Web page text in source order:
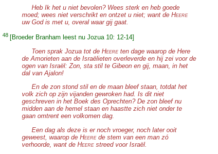
Heb Ik het u niet bevolen? Wees sterk en heb goede
moed; wees niet verschrikt en ontzet u niet; want de HEERE
uw God is met u, overal waar gij gaat.
48 [Broeder Branham leest nu Jozua 10: 12-14]
Toen sprak Jozua tot de HEERE ten dage waarop de Here
de Amorieten aan de Israëlieten overleverde en hij zei voor de
ogen van Israël: Zon, sta stil te Gibeon en gij, maan, in het
dal van Ajalon!
En de zon stond stil en de maan bleef staan, totdat het
volk zich op zijn vijanden gewroken had. Is dit niet
geschreven in het Boek des Oprechten? De zon bleef nu
midden aan de hemel staan en haastte zich niet onder te
gaan omtrent een volkomen dag.
Een dag als deze is er noch vroeger, noch later ooit
geweest, waarop de HEERE de stem van een man zó
verhoorde, want de HEERE streed voor Israël.